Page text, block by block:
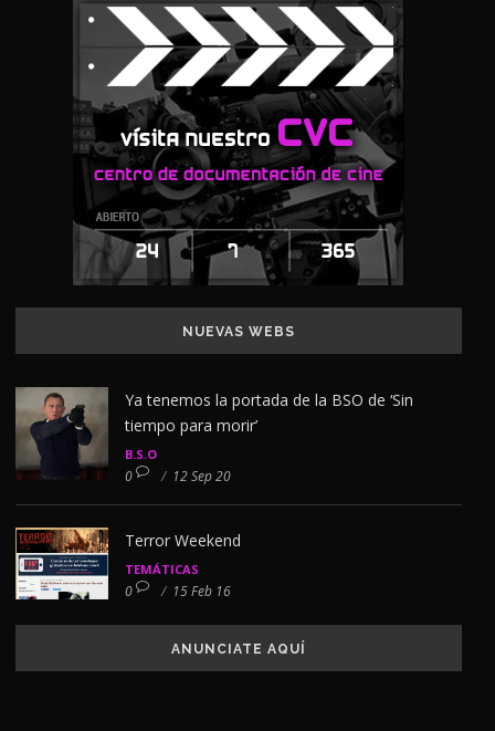
NUEVAS WEBS
Ya tenemos la portada de la BSO de ‘Sin
tiempo para morir’
B.S.O
0 / 12 Sep 20
Terror Weekend
TEMÁTICAS
0 / 15 Feb 16
ANUNCIATE AQUÍ